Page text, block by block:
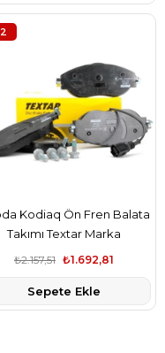
Kodiaq Ön Fren Balata
Takımı Textar Marka
8V0698151C
₺1.692,81
₺2.157,51
Sepete Ekle